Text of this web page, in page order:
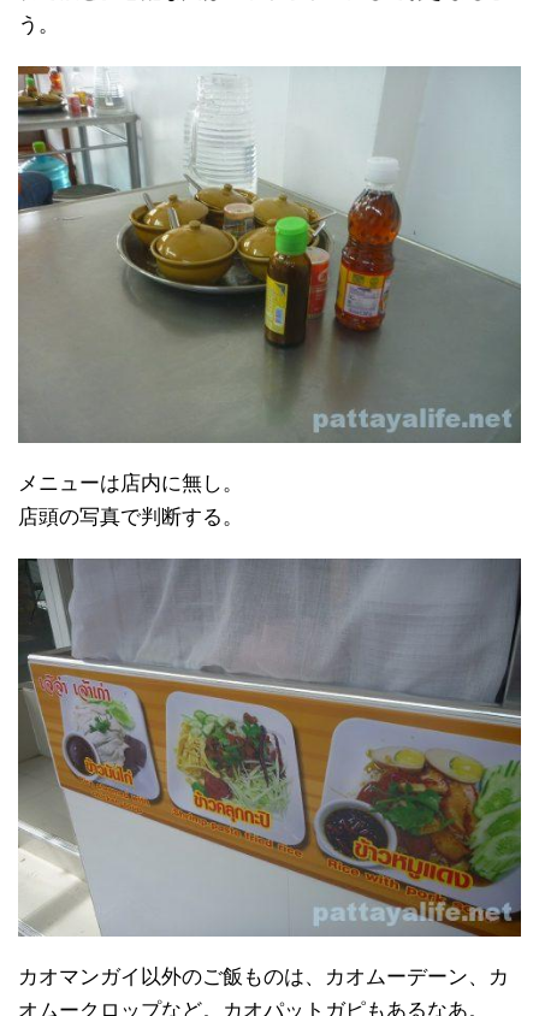
う。
メニューは店内に無し。
店頭の写真で判断する。
カオマンガイ以外のご飯ものは、カオムーデーン、カ
オムークロップなど。カオパットガピもあるなあ。